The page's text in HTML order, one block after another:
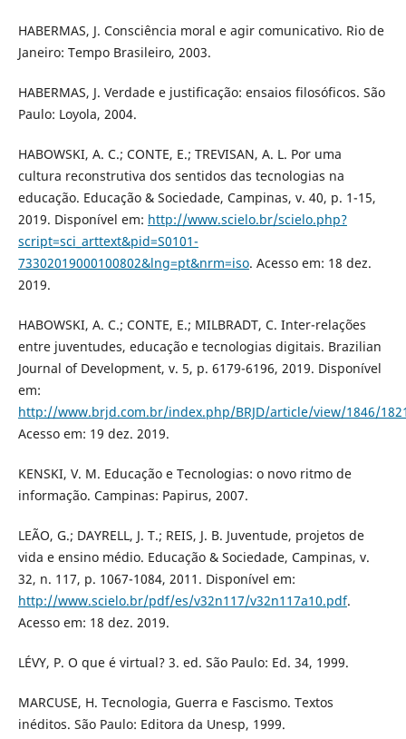
HABERMAS, J. Consciência moral e agir comunicativo. Rio de
Janeiro: Tempo Brasileiro, 2003.
HABERMAS, J. Verdade e justificação: ensaios filosóficos. São
Paulo: Loyola, 2004.
HABOWSKI, A. C.; CONTE, E.; TREVISAN, A. L. Por uma
cultura reconstrutiva dos sentidos das tecnologias na
educação. Educação & Sociedade, Campinas, v. 40, p. 1-15,
2019. Disponível em: http://www.scielo.br/scielo.php?
script=sci_arttext&pid=S0101-
73302019000100802&lng=pt&nrm=iso. Acesso em: 18 dez.
2019.
HABOWSKI, A. C.; CONTE, E.; MILBRADT, C. Inter-relações
entre juventudes, educação e tecnologias digitais. Brazilian
Journal of Development, v. 5, p. 6179-6196, 2019. Disponível
em:
http://www.brjd.com.br/index.php/BRJD/article/view/1846/
Acesso em: 19 dez. 2019.
KENSKI, V. M. Educação e Tecnologias: o novo ritmo de
informação. Campinas: Papirus, 2007.
LEÃO, G.; DAYRELL, J. T.; REIS, J. B. Juventude, projetos de
vida e ensino médio. Educação & Sociedade, Campinas, v.
32, n. 117, p. 1067-1084, 2011. Disponível em:
http://www.scielo.br/pdf/es/v32n117/v32n117a10.pdf.
Acesso em: 18 dez. 2019.
LÉVY, P. O que é virtual? 3. ed. São Paulo: Ed. 34, 1999.
MARCUSE, H. Tecnologia, Guerra e Fascismo. Textos
inéditos. São Paulo: Editora da Unesp, 1999.